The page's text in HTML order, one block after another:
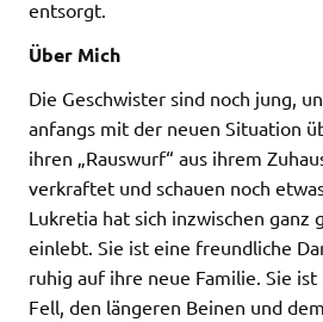
entsorgt.
Über Mich
Die Geschwister sind noch jung,
anfangs mit der neuen Situation
ihren „Rauswurf“ aus ihrem
verkraftet und schauen noch
Lukretia hat sich inzwischen ganz
einlebt. Sie ist eine freundliche
ruhig auf ihre neue Familie. Sie
Fell, den längeren Beinen und